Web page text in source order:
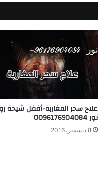
علاج سحر المغاربة-أفضل شيخة
نور 0096176904084
8 ديسمبر، 2016